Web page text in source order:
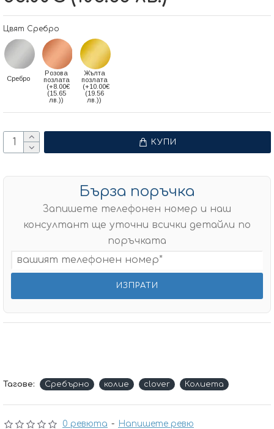
0 ревюта - Напишете ревю
Цвят Сребро
Сребро
Розова
позлата
(+8.00€
(15.65
лв.))
Жълта
позлата
(+10.00€
(19.56
лв.))
КУПИ
Бърза поръчка
Запишете телефонен номер и наш
консултант ще уточни всички детайли по
поръчката
Тагове: Сребърно колие clover Колиета